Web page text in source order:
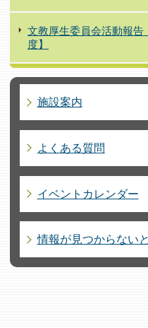
文教厚生委員会活動報告
度】
施設案内
よくある質問
イベントカレンダー
情報が見つからない